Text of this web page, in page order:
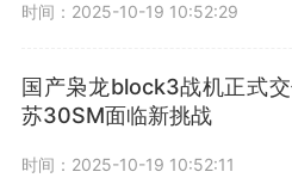
时间：2025-10-19 10:52:29
国产枭龙block3战机正式
苏30SM面临新挑战
时间：2025-10-19 10:52:11